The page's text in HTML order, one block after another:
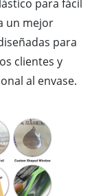
para fácil
un mejor
para
clientes y
al envase.